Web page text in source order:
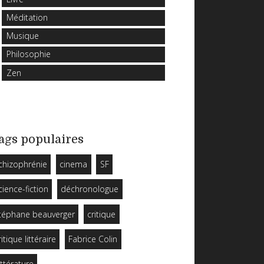
Méditation
Musique
Philosophie
Zen
populaires
cinema SF
fiction déchronologue
beauverger critique
littéraire Fabrice Colin